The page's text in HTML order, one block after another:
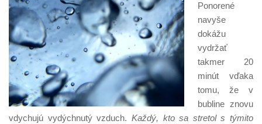
Ponorené
navyše
dokážu
vydržať
takmer 20
minút vďaka
tomu, že v
bubline znovu
vdychujú vydýchnutý vzduch. Každý, kto sa stretol s týmito